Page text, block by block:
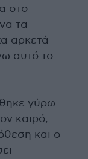
στο
τα
αρκετά
αυτό το
γύρω
καιρό,
και ο